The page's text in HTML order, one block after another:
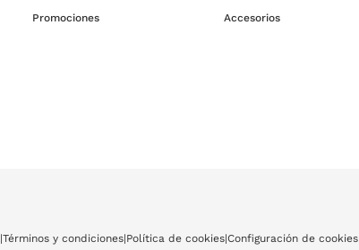
Promociones
Accesorios
|Términos y condiciones|Política de cookies|Configuración de cookies